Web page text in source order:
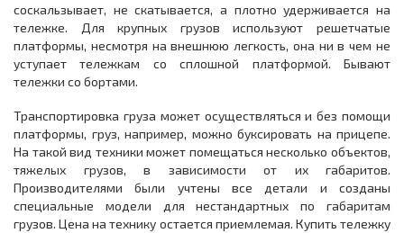
соскальзывает, не скатывается, а плотно удерживается на
тележке. Для крупных грузов используют решетчатые
платформы, несмотря на внешнюю легкость, она ни в чем не
уступает тележкам со сплошной платформой. Бывают
тележки со бортами.
Транспортировка груза может осуществляться и без помощи
платформы, груз, например, можно буксировать на прицепе.
На такой вид техники может помещаться несколько объектов,
тяжелых грузов, в зависимости от их габаритов.
Производителями были учтены все детали и созданы
специальные модели для нестандартных по габаритам
грузов. Цена на технику остается приемлемая. Купить тележку